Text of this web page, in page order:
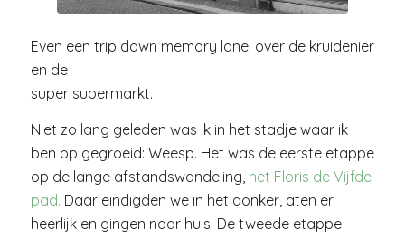
Even een trip down memory lane: over de kruidenier
en de
super supermarkt.
Niet zo lang geleden was ik in het stadje waar ik
ben op gegroeid: Weesp. Het was de eerste etappe
op de lange afstandswandeling, het Floris de Vijfde
pad. Daar eindigden we in het donker, aten er
heerlijk en gingen naar huis. De tweede etappe